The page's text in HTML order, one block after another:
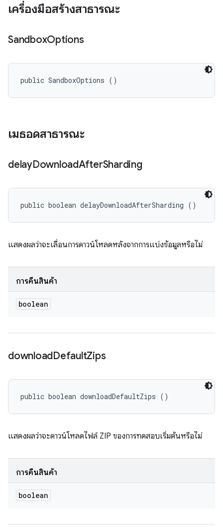
เครื่องมือสร้างสาธารณะ
SandboxOptions
public SandboxOptions ()
เมธอดสาธารณะ
delayDownloadAfterSharding
public boolean delayDownloadAfterSharding ()
แสดงผลว่าจะเลื่อนการดาวน์โหลดหลังจากการแบ่งข้อมูลหรือไม่
การคืนสินค้า
boolean
downloadDefaultZips
public boolean downloadDefaultZips ()
แสดงผลว่าจะดาวน์โหลดไฟล์ ZIP ของการทดสอบเริ่มต้นหรือไม่
การคืนสินค้า
boolean